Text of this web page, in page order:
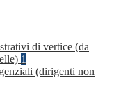
di vertice (da
1
(dirigenti non